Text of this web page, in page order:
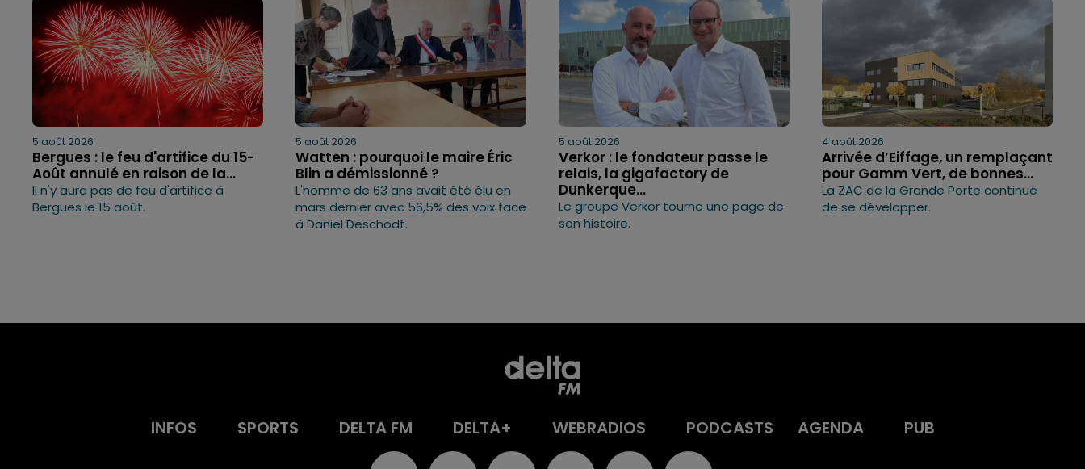
5 août 2026
Bergues : le feu d'artifice du 15-
Août annulé en raison de la...
Il n'y aura pas de feu d'artifice à
Bergues le 15 août.
5 août 2026
Watten : pourquoi le maire Éric
Blin a démissionné ?
L'homme de 63 ans avait été élu en
mars dernier avec 56,5% des voix face
à Daniel Deschodt.
5 août 2026
Verkor : le fondateur passe le
relais, la gigafactory de
Dunkerque...
Le groupe Verkor tourne une page de
son histoire.
4 août 2026
Arrivée d’Eiffage, un remplaçant
pour Gamm Vert, de bonnes...
La ZAC de la Grande Porte continue
de se développer.
INFOS SPORTS DELTA FM DELTA+ WEBRADIOS PODCASTS AGENDA PUB